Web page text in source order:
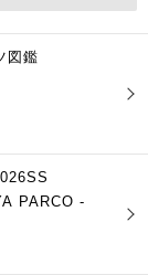
図鑑
PARCO -